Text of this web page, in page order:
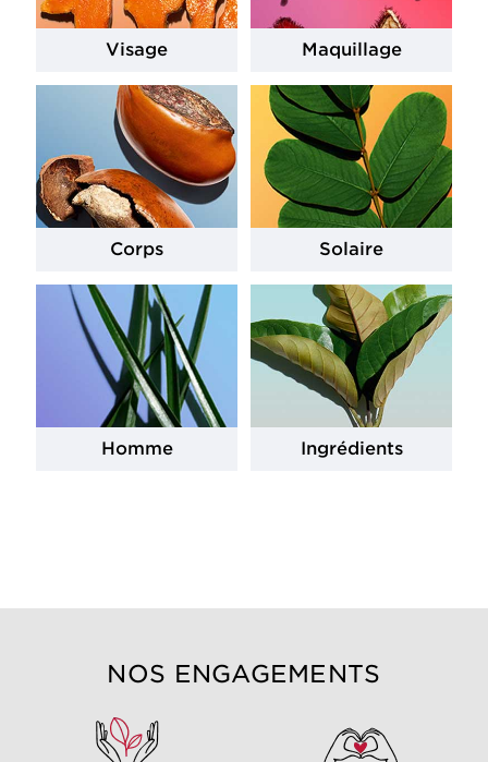
Visage Maquillage
Corps Solaire
Homme Ingrédients
NOS ENGAGEMENTS